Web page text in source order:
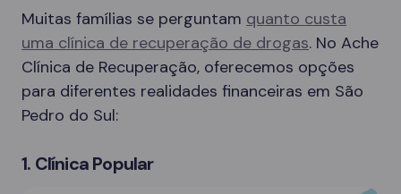
Muitas famílias se perguntam quanto custa
uma clínica de recuperação de drogas. No Ache
Clínica de Recuperação, oferecemos opções
para diferentes realidades financeiras em São
Pedro do Sul:
1. Clínica Popular